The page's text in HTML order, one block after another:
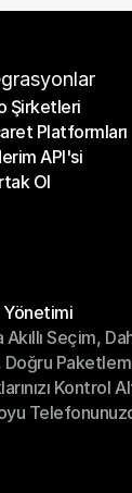
Şirketleri
Şirketleri
Platformları
Platformları
API'si
API'si
Ol
Yönetimi
Yönetimi
Akıllı Seçim,
Akıllı Seçim,
Doğru
DoğruKontrol
Kontrol